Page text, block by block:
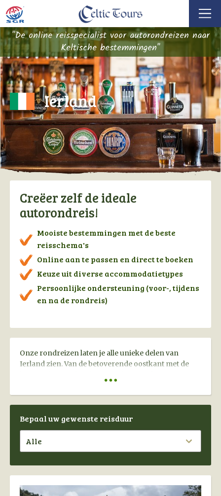
"De online reisspecialist voor autorondreizen naar
Keltische bestemmingen"
Ierland
Creëer zelf de ideale
autorondreis!
Mooiste bestemmingen met de beste
reisschema's
Online aan te passen en direct te boeken
Keuze uit diverse accommodatietypes
Persoonlijke ondersteuning (voor-, tijdens
en na de rondreis)
Onze rondreizen laten je alle unieke delen van
Ierland zien. Van de betoverende oostkant met de
ruige kusten van het beroemde zuidwesten en de
onontdekte natuurlandschappen van het
noordwesten. Ook Noord Ierland mag niet
ontbreken in ons aanbod en alle rondreizen
kunnen helemaal naar wens worden aangepast. Zo
kun je optimaal genieten van de rondreis die het
Bepaal uw gewenste reisduur